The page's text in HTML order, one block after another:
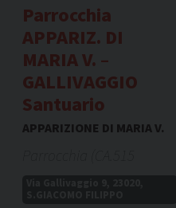
Parrocchia
APPARIZ. DI
MARIA V. –
GALLIVAGGIO
Santuario
APPARIZIONE DI MARIA V.